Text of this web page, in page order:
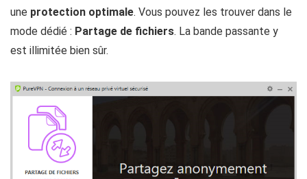
une protection optimale. Vous pouvez les trouver dans le
mode dédié : Partage de fichiers. La bande passante y
est illimitée bien sûr.